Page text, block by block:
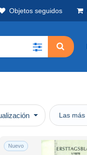
Objetos seguidos
Nuevo